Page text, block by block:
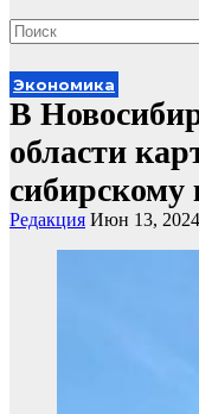
Экономика
В
области
сибирскому
Редакция Июн 13, 2024